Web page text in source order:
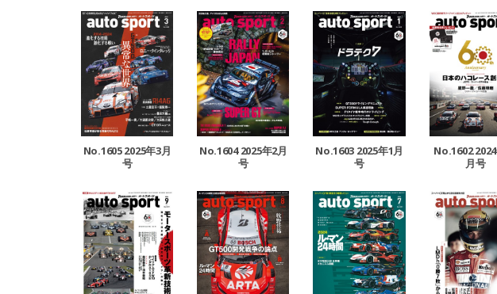
No.1605 2025年3月
号
No.1604 2025年2月
号
No.1603 2025年1月
号
No.1602
月号